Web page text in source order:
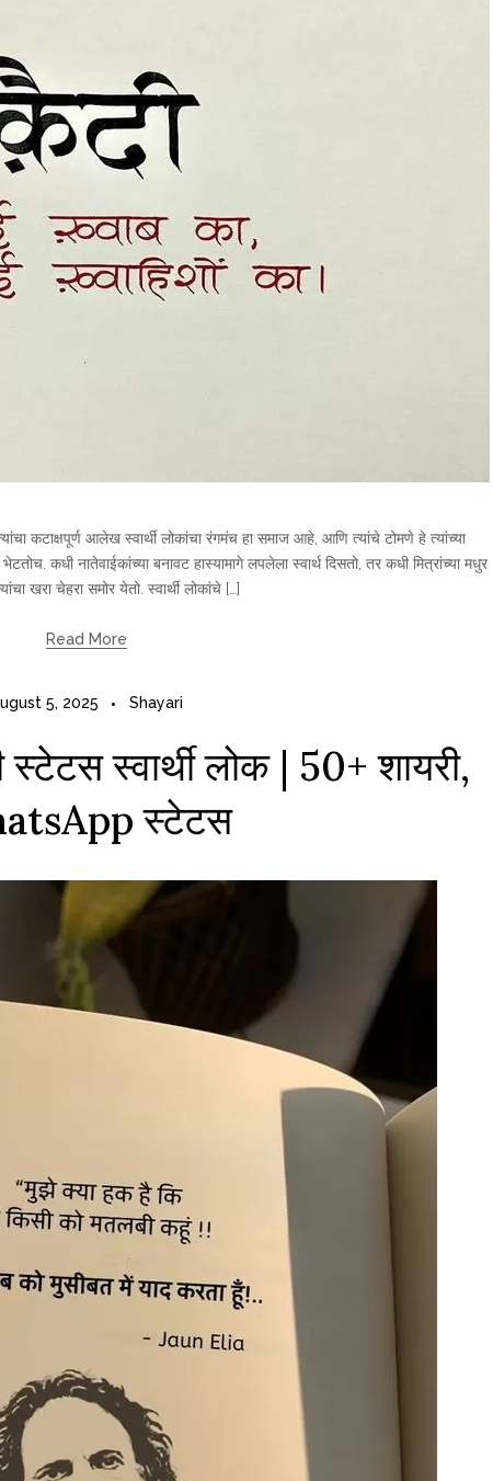
कटाक्षपूर्ण आलेख स्वार्थी लोकांचा रंगमंच हा समाज आहे, आणि त्यांचे टोमणे हे त्यांच्या
कधी नातेवाईकांच्या बनावट हास्यामागे लपलेला स्वार्थ दिसतो, तर कधी मित्रांच्या मधुर
खरा चेहरा समोर येतो. स्वार्थी लोकांचे […]
Read More
5, 2025 Shayari
स्टेटस स्वार्थी लोक | 50+ शायरी,
स्टेटस